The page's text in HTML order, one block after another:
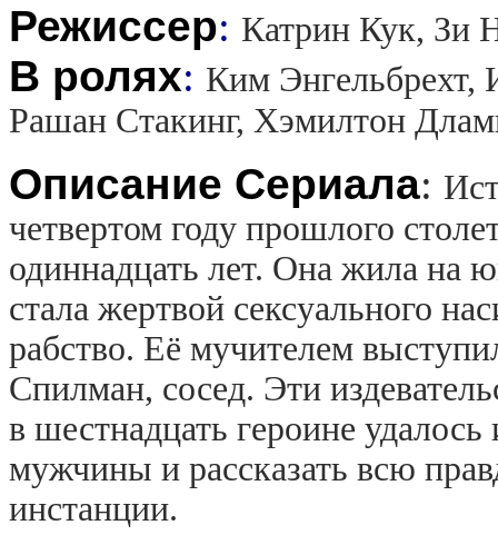
Режиссер: Катрин Кук, Зи
В ролях: Ким Энгельбрехт,
Рашан Стакинг, Хэмилтон
Описание Сериала:
четвертом году прошлого
одиннадцать лет. Она жила на
стала жертвой сексуального
рабство. Её мучителем
Спилман, сосед. Эти
в шестнадцать героине
мужчины и рассказать всю
инстанции.